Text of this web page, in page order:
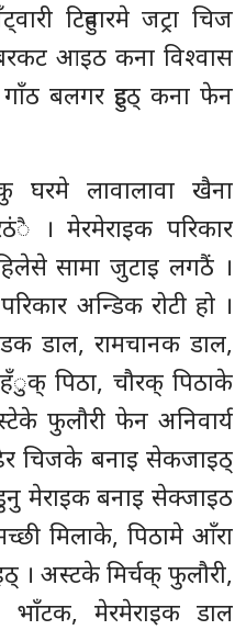
टिहुवारमे जट्रा चिज
आइठ कना विश्वास
बलगर हुइठ् कना फेन
घरमे लावालावा खैना
। मेरमेराइक परिकार
सामा जुटाइ लगठैं ।
अन्डिक रोटी हो ।
डाल, रामचानक डाल,
पिठा, चौरक् पिठाके
फुलौरी फेन अनिवार्य
ढेर चिजके बनाइ सेकजाइठ्
डुनु मेराइक बनाइ सेक्जाइठ
मिलाके, पिठामे आँरा
। अस्टके मिर्चक् फुलौरी,
मेरमेराइक डाल